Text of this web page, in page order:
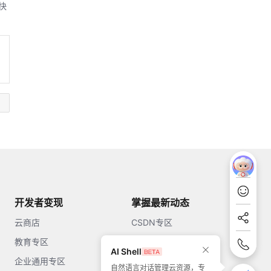
AI Shell
自然语言对话管理云资源，专
开发者变现
云商店
教育专区
企业通用专区
掌握最新动态
CSDN专区